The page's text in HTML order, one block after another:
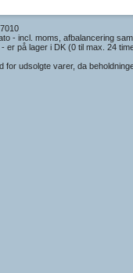
- incl. moms, afbalancering
på lager i DK (0 til max. 24
udsolgte varer, da